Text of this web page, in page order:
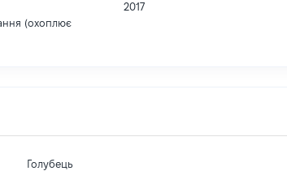
(охоплює
2017
Голубець